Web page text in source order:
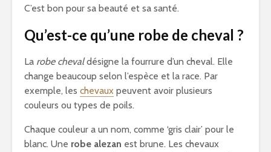
C’est bon pour sa beauté et sa santé.
Qu’est-ce qu’une robe de cheval ?
La robe chevaldésigne la fourrure d’un cheval. Elle
change beaucoup selon l’espèce et la race. Par
exemple, les chevaux peuvent avoir plusieurs
couleurs ou types de poils.
Chaque couleur a un nom, comme ‘gris clair’ pour le
blanc. Une robe alezan est brune. Les chevaux